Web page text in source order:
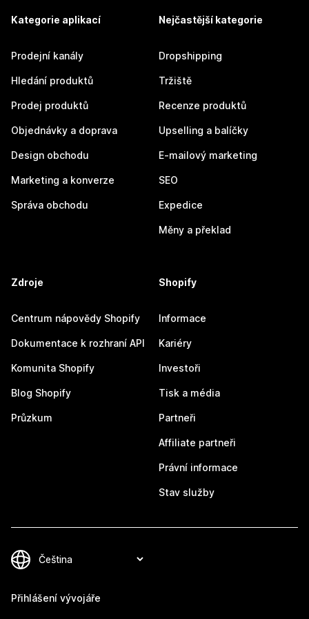
Kategorie aplikací
Prodejní kanály
Hledání produktů
Prodej produktů
Objednávky a doprava
Design obchodu
Marketing a konverze
Správa obchodu
Nejčastější kategorie
Dropshipping
Tržiště
Recenze produktů
Upselling a balíčky
E-mailový marketing
SEO
Expedice
Měny a překlad
Zdroje
Centrum nápovědy Shopify
Dokumentace k rozhraní API
Komunita Shopify
Blog Shopify
Průzkum
Shopify
Informace
Kariéry
Investoři
Tisk a média
Partneři
Affiliate partneři
Právní informace
Stav služby
Přihlášení vývojáře